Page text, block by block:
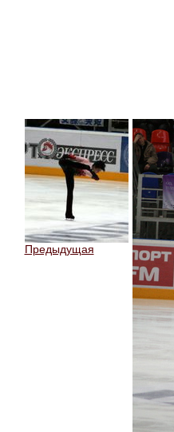
Предыдущая